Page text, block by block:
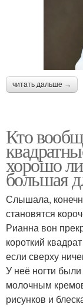
читать дальше →
Кто
хорошо
большая
Слышала,
становятся
Рианна вон
короткий
если сверху
У неё ногти
молочным
рисунков и